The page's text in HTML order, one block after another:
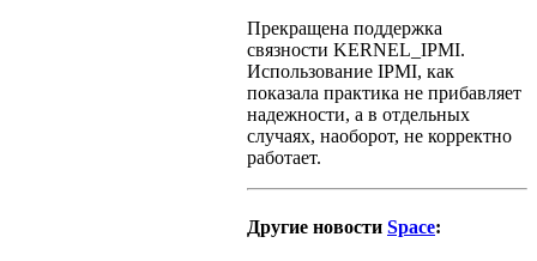
Прекращена поддержка
связности KERNEL_IPMI.
Использование IPMI, как
показала практика не прибавляет
надежности, а в отдельных
случаях, наоборот, не корректно
работает.
Другие новости Space: